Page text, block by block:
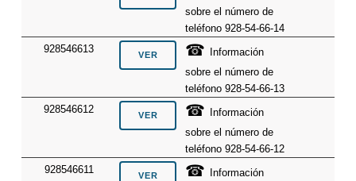
sobre el número de
teléfono 928-54-66-14
928546613
☎
Información
sobre el número de
teléfono 928-54-66-13
928546612
☎
Información
sobre el número de
teléfono 928-54-66-12
928546611
☎
Información